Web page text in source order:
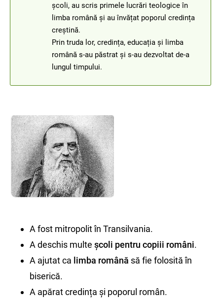
școli, au scris primele lucrări teologice în
limba română și au învățat poporul credința
creștină.
Prin truda lor, credința, educația și limba
română s-au păstrat și s-au dezvoltat de-a
lungul timpului.
A fost mitropolit în Transilvania.
A deschis multe școli pentru copiii români.
A ajutat ca limba română să fie folosită în
biserică.
A apărat credința și poporul român.